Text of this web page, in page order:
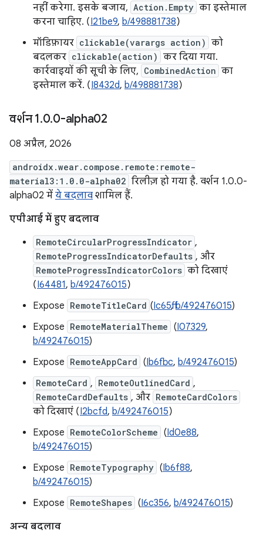
नहीं करेगा. इसके बजाय, Action.Empty का इस्तेमाल
करना चाहिए. (I21be9, b/498881738)
मॉडिफ़ायर clickable(varargs action) को
बदलकर clickable(action) कर दिया गया.
कार्रवाइयों की सूची के लिए, CombinedAction का
इस्तेमाल करें. (I8432d, b/498881738)
वर्शन 1.0.0-alpha02
08 अप्रैल, 2026
androidx.wear.compose.remote:remote-
material3:1.0.0-alpha02 रिलीज़ हो गया है. वर्शन 1.0.0-
alpha02 में ये बदलाव शामिल हैं.
एपीआई में हुए बदलाव
RemoteCircularProgressIndicator ,
RemoteProgressIndicatorDefaults , और
RemoteProgressIndicatorColors को दिखाएं
(I64481, b/492476015)
Expose RemoteTitleCard (Ic65ff,b/492476015)
Expose RemoteMaterialTheme (I07329,
b/492476015)
Expose RemoteAppCard (Ib6fbc, b/492476015)
RemoteCard , RemoteOutlinedCard ,
RemoteCardDefaults , और RemoteCardColors
को दिखाएं (I2bcfd, b/492476015)
Expose RemoteColorScheme (Id0e88,
b/492476015)
Expose RemoteTypography (Ib6f88,
b/492476015)
Expose RemoteShapes (I6c356, b/492476015)
अन्य बदलाव